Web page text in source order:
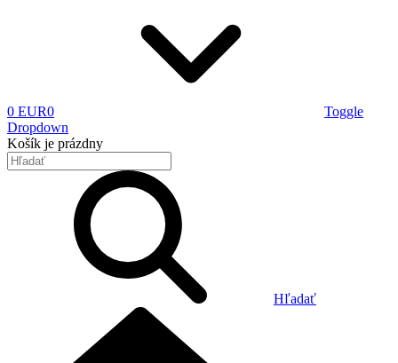
0 EUR0
Toggle
Dropdown
Košík je prázdny
Hľadať